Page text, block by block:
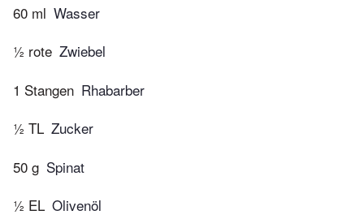
60 ml Wasser
½ rote Zwiebel
1 Stangen Rhabarber
½ TL Zucker
50 g Spinat
½ EL Olivenöl